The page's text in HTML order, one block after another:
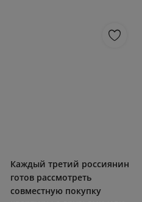
Каждый третий россиянин
готов рассмотреть
совместную покупку